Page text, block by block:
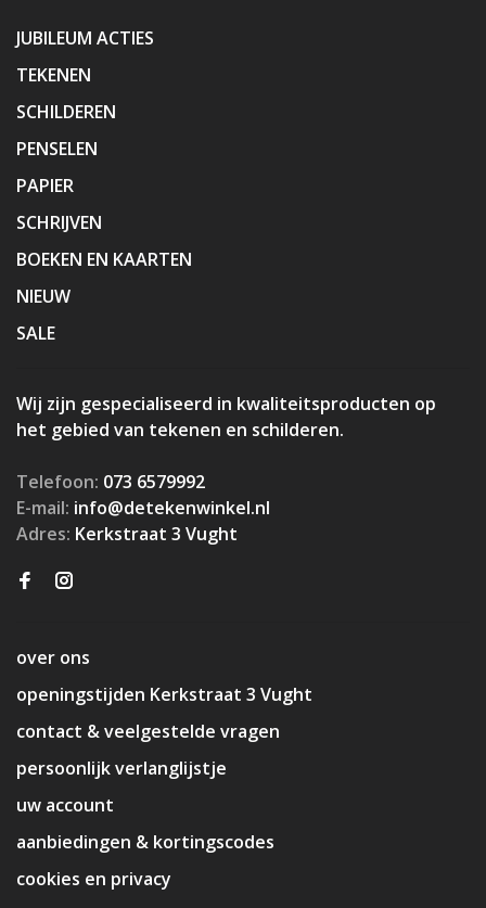
JUBILEUM ACTIES
TEKENEN
SCHILDEREN
PENSELEN
PAPIER
SCHRIJVEN
BOEKEN EN KAARTEN
NIEUW
SALE
Wij zijn gespecialiseerd in kwaliteitsproducten op
het gebied van tekenen en schilderen.
Telefoon: 073 6579992
E-mail: info@detekenwinkel.nl
Adres: Kerkstraat 3 Vught
over ons
openingstijden Kerkstraat 3 Vught
contact & veelgestelde vragen
persoonlijk verlanglijstje
uw account
aanbiedingen & kortingscodes
cookies en privacy